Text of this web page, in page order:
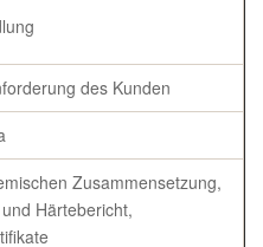
des Kunden
Zusammensetzung,
Härtebericht,